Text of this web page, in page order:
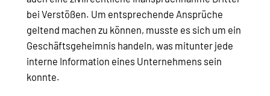
bei Verstößen. Um entsprechende Ansprüche
geltend machen zu können, musste es sich um ein
Geschäftsgeheimnis handeln, was mitunter jede
interne Information eines Unternehmens sein
konnte.